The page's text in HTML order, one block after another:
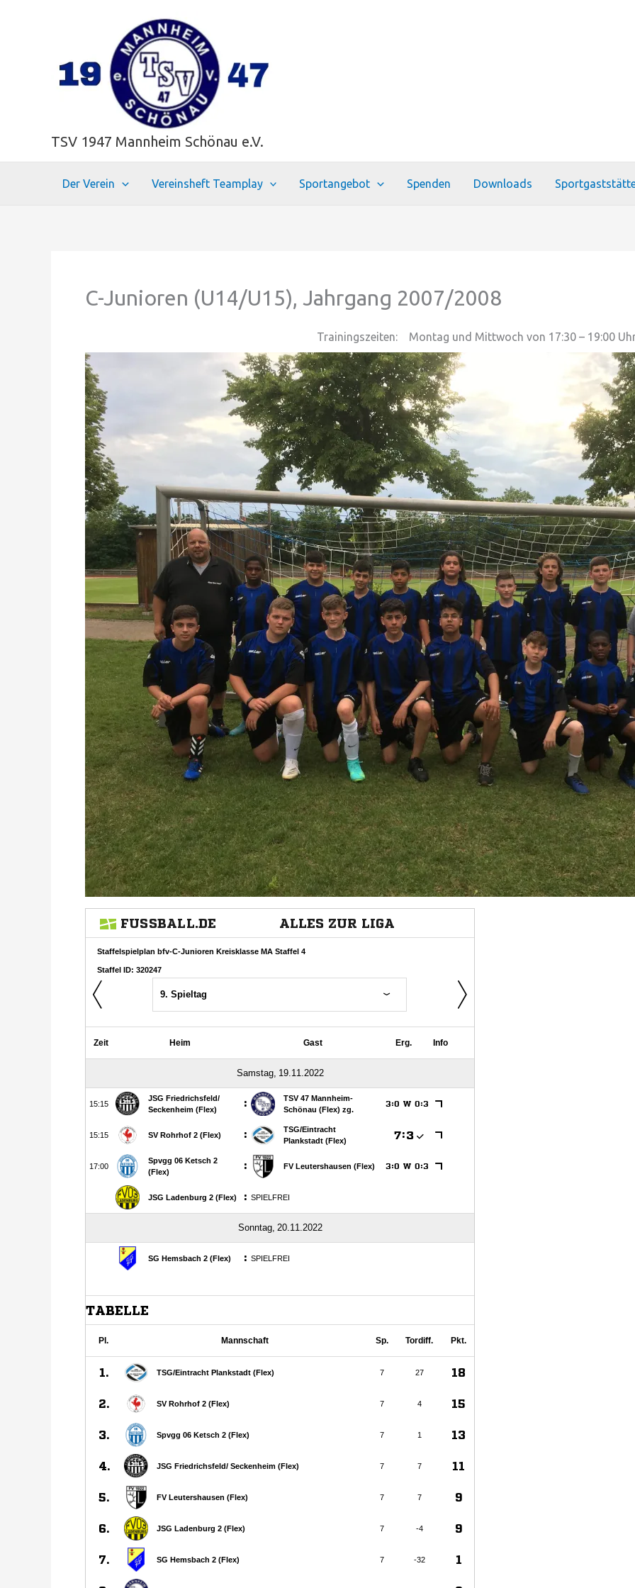
TSV 1947 Mannheim Schönau e.V.
Der Verein Vereinsheft Teamplay Sportangebot Spenden Downloads
C-Junioren (U14/U15), Jahrgang 2007/2008
Trainingszeiten: Montag und Mittwoch von 17:30 – 19:00